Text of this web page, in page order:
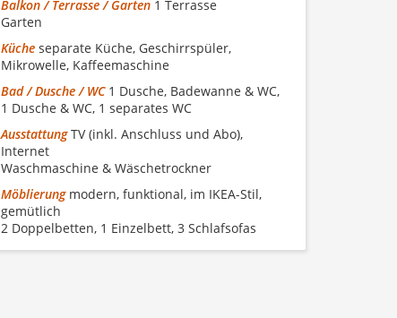
Balkon / Terrasse / Garten 1 Terrasse
Garten
Küche separate Küche, Geschirrspüler,
Mikrowelle, Kaffeemaschine
Bad / Dusche / WC1 Dusche, Badewanne & WC,
1 Dusche & WC, 1 separates WC
AusstattungTV (inkl. Anschluss und Abo),
Internet
Waschmaschine & Wäschetrockner
Möblierungmodern, funktional, im IKEA-Stil,
gemütlich
2 Doppelbetten, 1 Einzelbett, 3 Schlafsofas